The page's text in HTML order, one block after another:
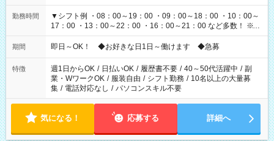
勤務時間
▼シフト例 ・08：00～19：00 ・09：00～18：00 ・10：00～
17：00 ・13：00～22：00 ・16：00～21：00 など多数！ ※お
仕事により勤務時間が異なります
期間 即日～OK！ ◆お好きな日1日～働けます ◆急募
特徴 週1日からOK / 日払いOK / 履歴書不要 / 40～50代活躍中 / 副
業・WワークOK / 服装自由 / シフト勤務 / 10名以上の大量募
集 / 電話対応なし / パソコンスキル不要
気になる！ 応募する 詳細へ